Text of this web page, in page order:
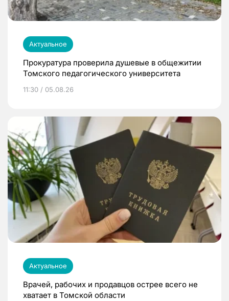
Актуальное
Прокуратура проверила душевые в общежитии
Томского педагогического университета
11:30 / 05.08.26
Актуальное
Врачей, рабочих и продавцов острее всего не
хватает в Томской области